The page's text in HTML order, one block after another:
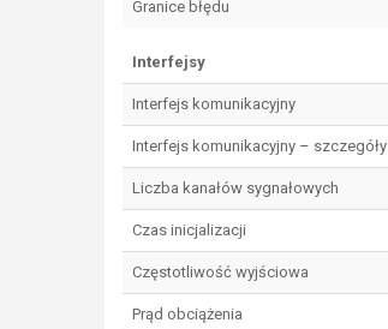
Granice błędu
Interfejsy
Interfejs komunikacyjny
Interfejs komunikacyjny – szczegóły
Liczba kanałów sygnałowych
Czas inicjalizacji
Częstotliwość wyjściowa
Prąd obciążenia